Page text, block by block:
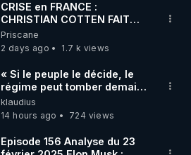
CRISE en FRANCE :
CHRISTIAN COTTEN FAIT
une étrange découverte
Priscane
2 days ago
1.7 k views
« Si le peuple le décide, le
régime peut tomber demain !
»
klaudius
14 hours ago
724 views
Episode 156 Analyse du 23